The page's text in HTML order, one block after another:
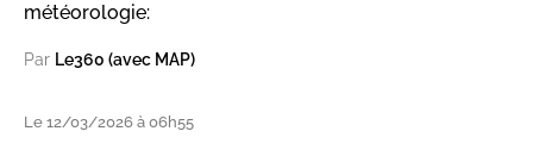
météorologie:
Par Le360 (avec MAP)
Le 12/03/2026 à 06h55